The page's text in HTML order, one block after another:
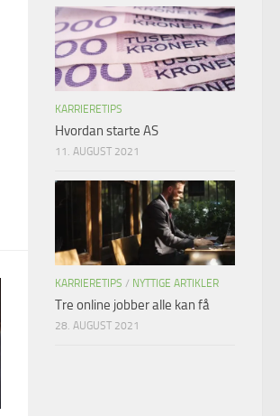
KARRIERETIPS
Hvordan starte AS
11. AUGUST 2021
KARRIERETIPS / NYTTIGE ARTIKLER
Tre online jobber alle kan få
28. AUGUST 2021